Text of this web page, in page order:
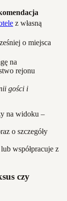
z własną
o miejsca
na
rejonu
gości i
na widoku –
o szczegóły
współpracuje z
czy